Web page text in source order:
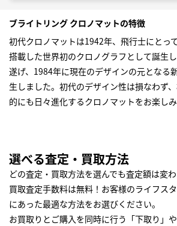
ブライトリング クロノマットの特徴
初代クロノマットは1942年、飛行士にとっ
搭載した世界初のクロノグラフとして誕生
遂げ、1984年に現在のデザインの元となる
生しました。初代のデザイン性は損なわず
的にも日々進化するクロノマットをお楽しみ
選べる査定・買取方法
どの査定・買取方法を選んでも査定額は変わ
買取査定手数料は無料！お客様のライフス
にあった最適な方法をお選びください。
お買取りとご購入を同時に行う「下取り」